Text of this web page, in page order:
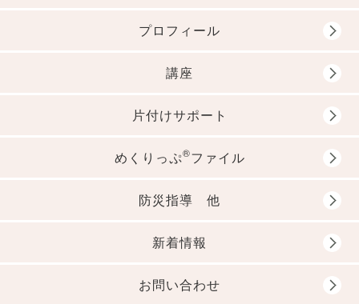
プロフィール
講座
片付けサポート
めくりっぷ®ファイル
防災指導 他
新着情報
お問い合わせ